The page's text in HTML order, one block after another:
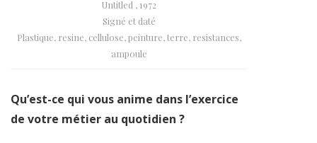
Untitled , 1972
Signé et daté
Plastique, resine, cellulose, peinture, terre, resistances,
ampoule
Qu’est-ce qui vous anime dans l’exercice
de votre métier au quotidien ?